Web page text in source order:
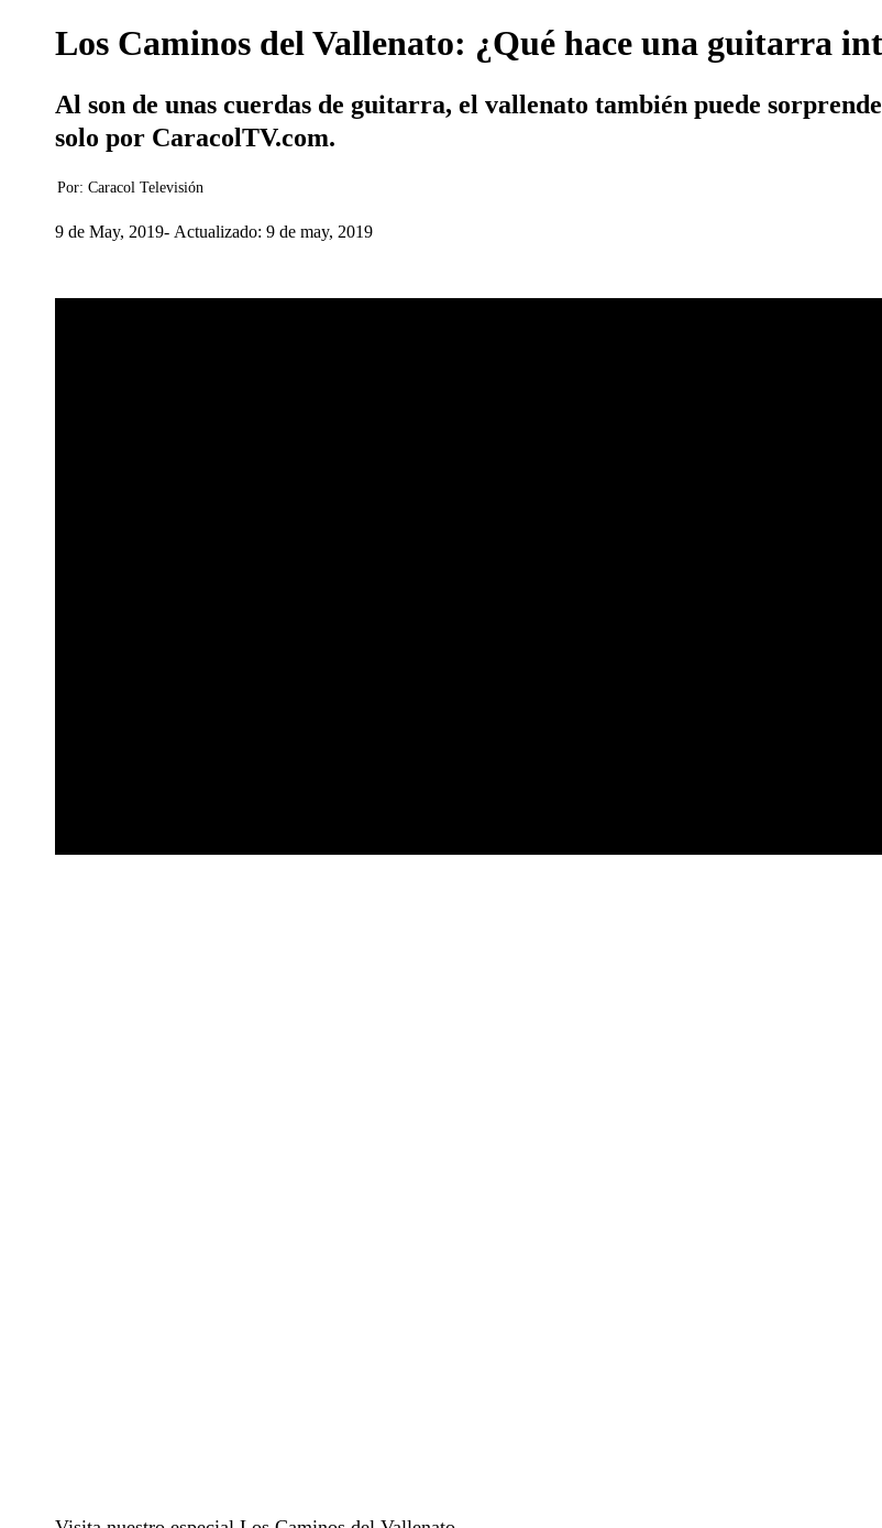
Los Caminos del Vallenato: ¿Qué hace una guitarra
Al son de unas cuerdas de guitarra, el vallenato también puede
solo por CaracolTV.com.
Por: Caracol Televisión
9 de May, 2019 Actualizado: 9 de may, 2019